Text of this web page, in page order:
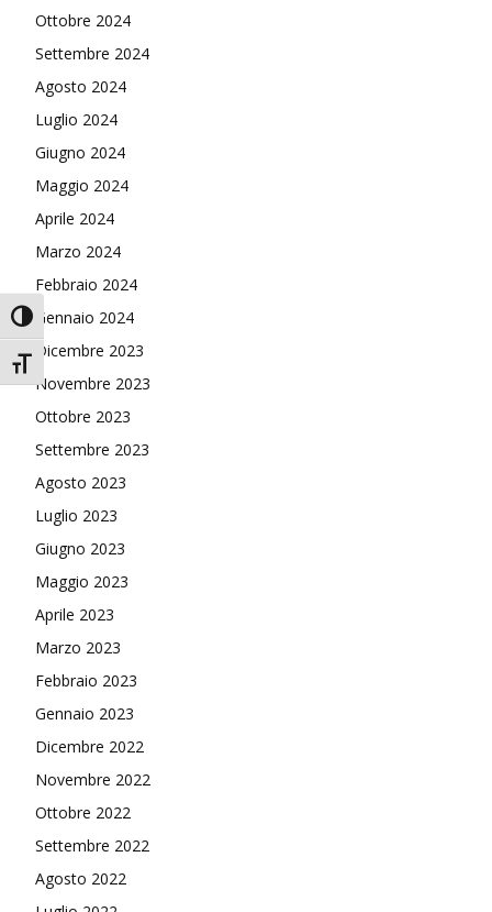
Attiva/disattiva alto contrasto
Attiva/disattiva dimensione testo
Ottobre 2024
Settembre 2024
Agosto 2024
Luglio 2024
Giugno 2024
Maggio 2024
Aprile 2024
Marzo 2024
Febbraio 2024
Gennaio 2024
Dicembre 2023
Novembre 2023
Ottobre 2023
Settembre 2023
Agosto 2023
Luglio 2023
Giugno 2023
Maggio 2023
Aprile 2023
Marzo 2023
Febbraio 2023
Gennaio 2023
Dicembre 2022
Novembre 2022
Ottobre 2022
Settembre 2022
Agosto 2022